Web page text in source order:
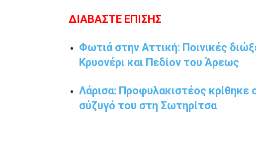
ΔΙΑΒΑΣΤΕ ΕΠΙΣΗΣ
Φωτιά στην Αττική: Ποινικές
Κρυονέρι και Πεδίον του Άρεως
Λάρισα: Προφυλακιστέος
σύζυγό του στη Σωτηρίτσα